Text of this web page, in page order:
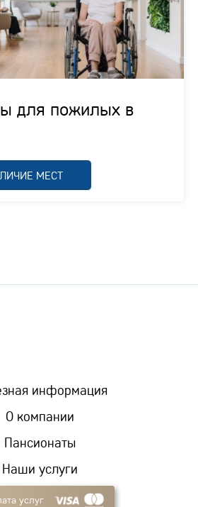
для пожилых в
МЕСТ
Пансионаты
Наши услуги
информация
О компании
услуг